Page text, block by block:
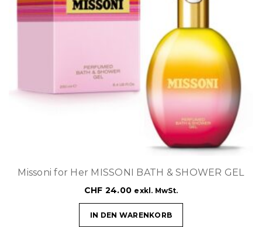
Missoni for Her MISSONI BATH & SHOWER GEL
CHF 24.00 exkl. MwSt.
IN DEN WARENKORB